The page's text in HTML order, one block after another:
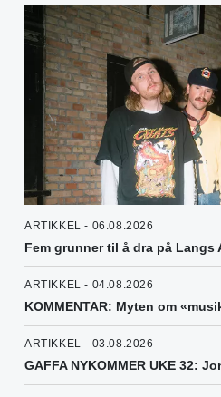
ARTIKKEL - 06.08.2026
Fem grunner til å dra på Langs
ARTIKKEL - 04.08.2026
KOMMENTAR: Myten om
ARTIKKEL - 03.08.2026
GAFFA NYKOMMER UKE 32: